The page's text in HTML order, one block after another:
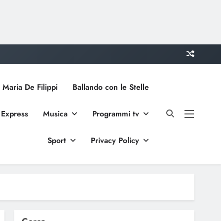
De Filippi Ballando con le Stelle
Musica Programmi tv
Sport Privacy Policy